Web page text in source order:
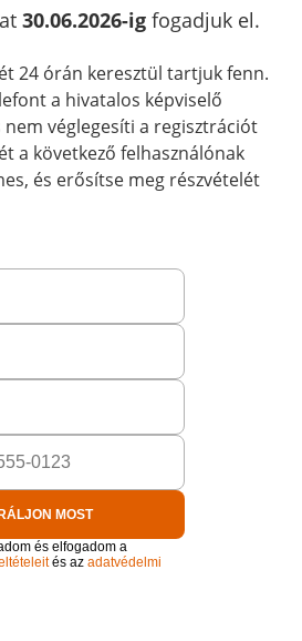
30.06.2026-igfogadjuk el.
24 órán keresztül tartjuk fenn.
a hivatalos képviselő
nem véglegesíti a regisztrációt
a következő felhasználónak
és erősítse meg részvételét
MOST
és elfogadom a
és azadatvédelmi